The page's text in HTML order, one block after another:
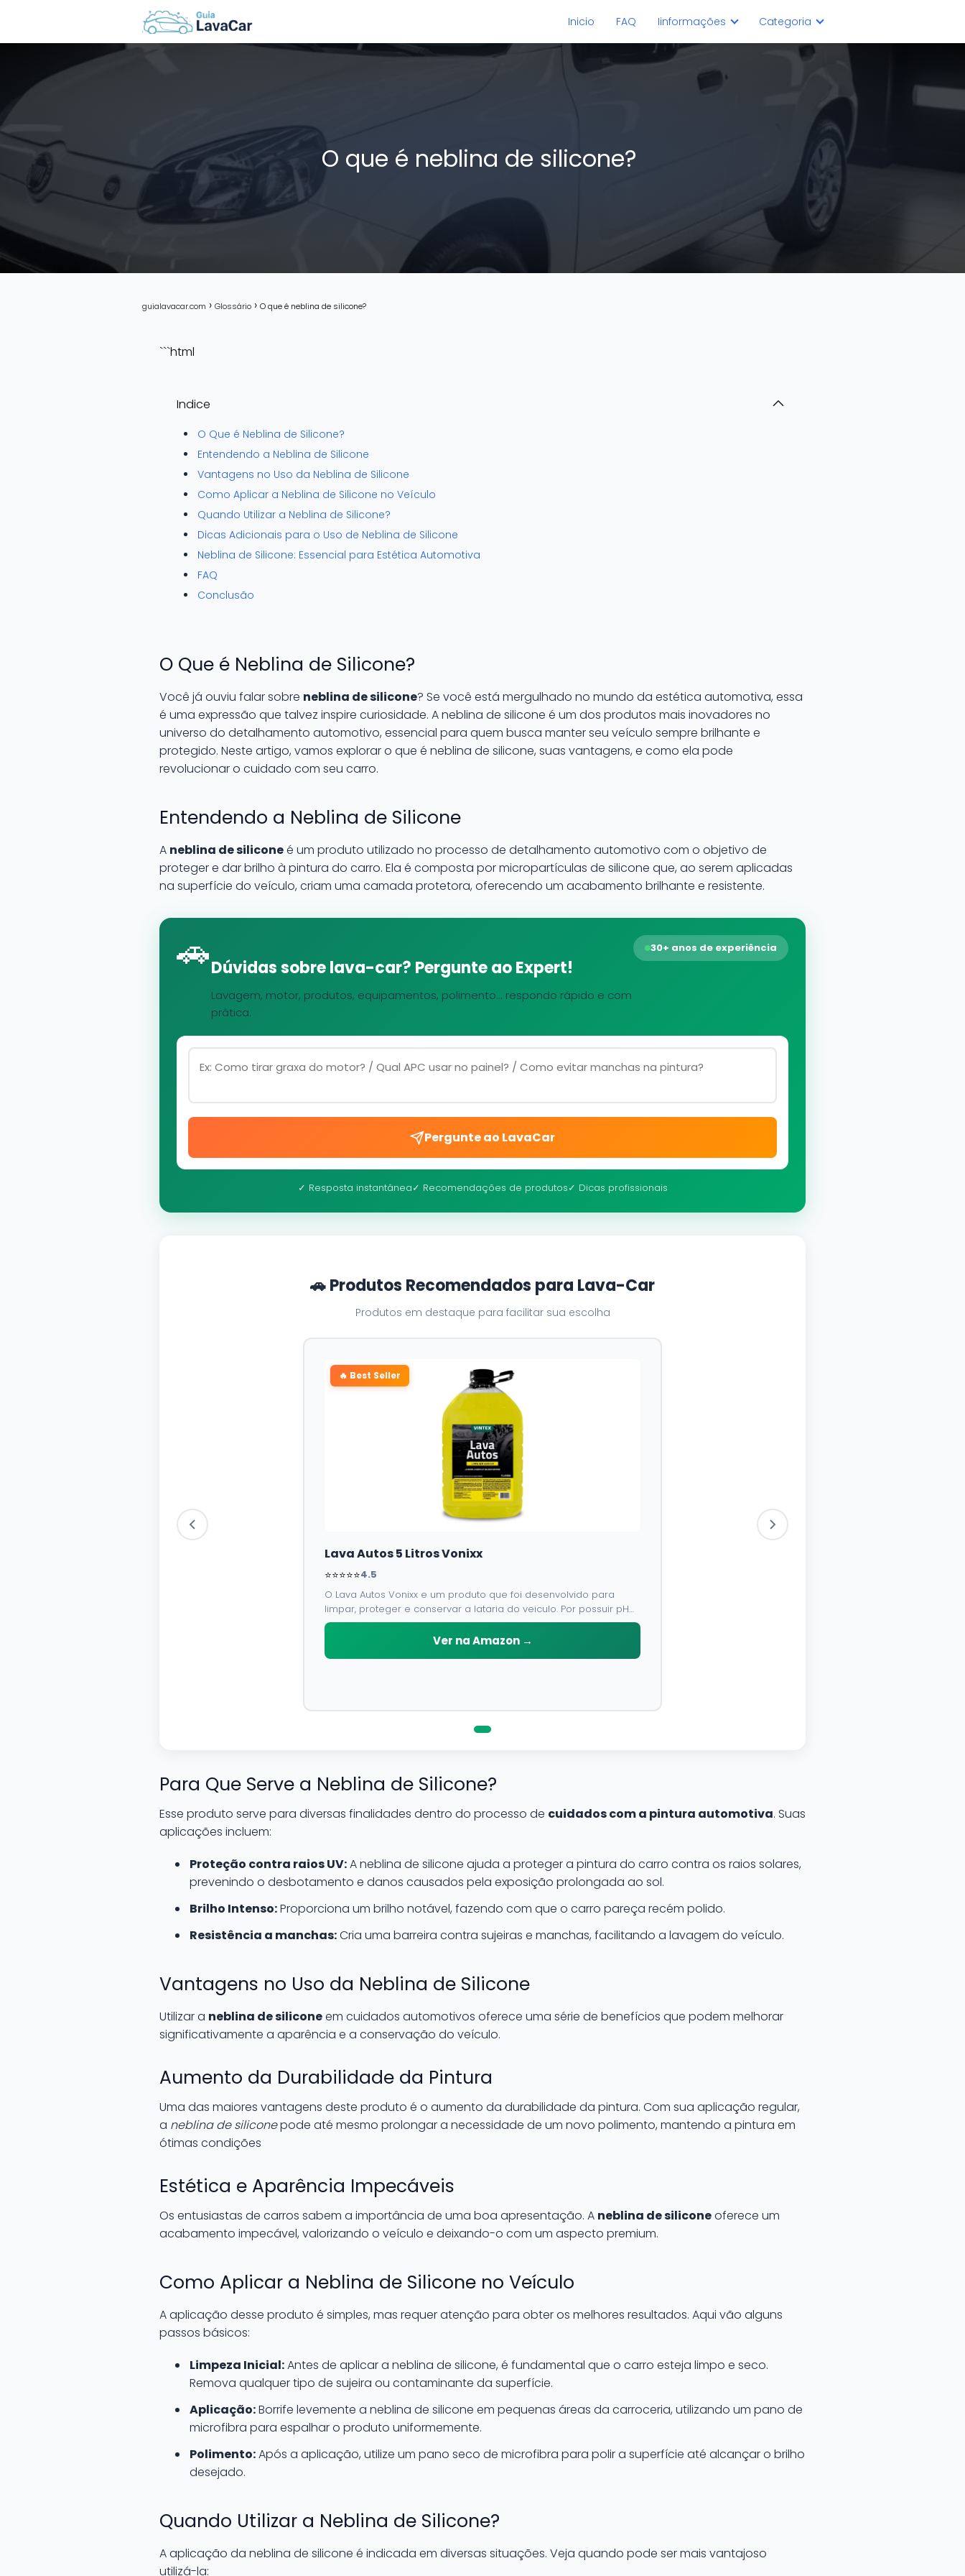
Inicio FAQ Iinformações Categoria
O que é neblina de silicone?
guialavacar.com Glossário O que é neblina de silicone?
```html
Indice
O Que é Neblina de Silicone?
Entendendo a Neblina de Silicone
Vantagens no Uso da Neblina de Silicone
Como Aplicar a Neblina de Silicone no Veículo
Quando Utilizar a Neblina de Silicone?
Dicas Adicionais para o Uso de Neblina de Silicone
Neblina de Silicone: Essencial para Estética Automotiva
FAQ
Conclusão
O Que é Neblina de Silicone?
Você já ouviu falar sobre neblina de silicone? Se você está mergulhado no mundo da estética automotiva, essa
é uma expressão que talvez inspire curiosidade. A neblina de silicone é um dos produtos mais inovadores no
universo do detalhamento automotivo, essencial para quem busca manter seu veículo sempre brilhante e
protegido. Neste artigo, vamos explorar o que é neblina de silicone, suas vantagens, e como ela pode
revolucionar o cuidado com seu carro.
Entendendo a Neblina de Silicone
A neblina de siliconeé um produto utilizado no processo de detalhamento automotivo com o objetivo de
proteger e dar brilho à pintura do carro. Ela é composta por micropartículas de silicone que, ao serem aplicadas
na superfície do veículo, criam uma camada protetora, oferecendo um acabamento brilhante e resistente.
🚗Dúvidas sobre lava-car? Pergunte ao Expert!
Lavagem, motor, produtos, equipamentos, polimento... respondo rápido e com
prática.
30+ anos de experiência
Pergunte ao LavaCar
✓ Resposta instantânea✓ Recomendações de produtos✓ Dicas profissionais
🚗 Produtos Recomendados para Lava-Car
Produtos em destaque para facilitar sua escolha
🔥 Best Seller
Lava Autos 5 Litros Vonixx
⭐⭐⭐⭐⭐4.5
O Lava Autos Vonixx e um produto que foi desenvolvido para
limpar, proteger e conservar a lataria do veiculo. Por possuir pH
neutro, pode ser aplicado em qualquer superficie sem correr o
Ver na Amazon →
Para Que Serve a Neblina de Silicone?
Esse produto serve para diversas finalidades dentro do processo de cuidados com a pintura automotiva. Suas
aplicações incluem:
Proteção contra raios UV:A neblina de silicone ajuda a proteger a pintura do carro contra os raios solares,
prevenindo o desbotamento e danos causados pela exposição prolongada ao sol.
Brilho Intenso:Proporciona um brilho notável, fazendo com que o carro pareça recém polido.
Resistência a manchas:Cria uma barreira contra sujeiras e manchas, facilitando a lavagem do veículo.
Vantagens no Uso da Neblina de Silicone
Utilizar a neblina de siliconeem cuidados automotivos oferece uma série de benefícios que podem melhorar
significativamente a aparência e a conservação do veículo.
Aumento da Durabilidade da Pintura
Uma das maiores vantagens deste produto é o aumento da durabilidade da pintura. Com sua aplicação regular,
a neblina de siliconepode até mesmo prolongar a necessidade de um novo polimento, mantendo a pintura em
ótimas condições
Estética e Aparência Impecáveis
Os entusiastas de carros sabem a importância de uma boa apresentação. A neblina de siliconeoferece um
acabamento impecável, valorizando o veículo e deixando-o com um aspecto premium.
Como Aplicar a Neblina de Silicone no Veículo
A aplicação desse produto é simples, mas requer atenção para obter os melhores resultados. Aqui vão alguns
passos básicos:
Limpeza Inicial:Antes de aplicar a neblina de silicone, é fundamental que o carro esteja limpo e seco.
Remova qualquer tipo de sujeira ou contaminante da superfície.
Aplicação:Borrife levemente a neblina de silicone em pequenas áreas da carroceria, utilizando um pano de
microfibra para espalhar o produto uniformemente.
Polimento:Após a aplicação, utilize um pano seco de microfibra para polir a superfície até alcançar o brilho
desejado.
Quando Utilizar a Neblina de Silicone?
A aplicação da neblina de silicone é indicada em diversas situações. Veja quando pode ser mais vantajoso
utilizá-la: